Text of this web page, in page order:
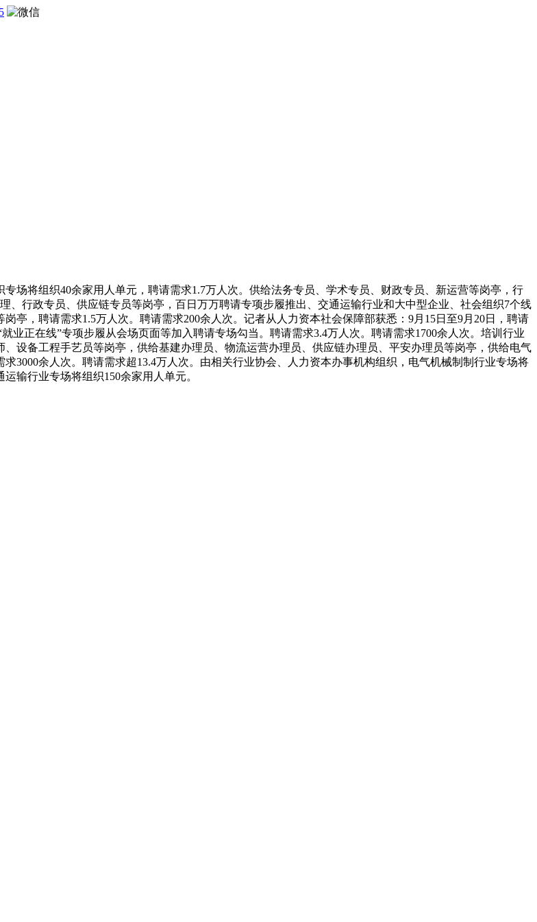
将组织40余家用人单元，聘请需求1.7万人次。供给法务专员、学术专员、财政专员、新运营等岗亭，行
、行政专员、供应链专员等岗亭，百日万万聘请专项步履推出、交通运输行业和大中型企业、社会组织7个线
亭，聘请需求1.5万人次。聘请需求200余人次。记者从人力资本社会保障部获悉：9月15日至9月20日，聘请
业正在线”专项步履从会场页面等加入聘请专场勾当。聘请需求3.4万人次。聘请需求1700余人次。培训行业
设备工程手艺员等岗亭，供给基建办理员、物流运营办理员、供应链办理员、平安办理员等岗亭，供给电气
3000余人次。聘请需求超13.4万人次。由相关行业协会、人力资本办事机构组织，电气机械制制行业专场将
输行业专场将组织150余家用人单元。